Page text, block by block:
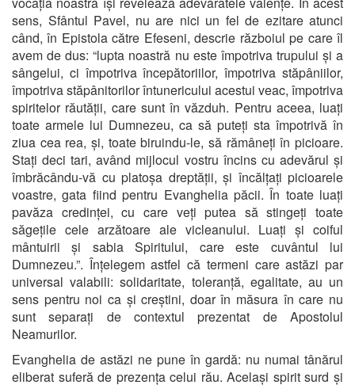
sens, Sfântul Pavel, nu are nici un fel de ezitare atunci
când, în Epistola către Efeseni, descrie războiul pe care îl
avem de dus: “lupta noastră nu este împotriva trupului și a
sângelui, ci împotriva începătoriilor, împotriva stăpâniilor,
împotriva stăpânitorilor întunericului acestui veac, împotriva
spiritelor răutății, care sunt în văzduh. Pentru aceea, luați
toate armele lui Dumnezeu, ca să puteți sta împotrivă în
ziua cea rea, și, toate biruindu-le, să rămâneți în picioare.
Stați deci tari, având mijlocul vostru încins cu adevărul și
îmbrăcându-vă cu platoșa dreptății, și încălțați picioarele
voastre, gata fiind pentru Evanghelia păcii. În toate luați
pavăza credinței, cu care veți putea să stingeți toate
săgețile cele arzătoare ale vicleanului. Luați și coiful
mântuirii și sabia Spiritului, care este cuvântul lui
Dumnezeu.”. Înțelegem astfel că termeni care astăzi par
universal valabili: solidaritate, toleranță, egalitate, au un
sens pentru noi ca și creștini, doar în măsura în care nu
sunt separați de contextul prezentat de Apostolul
Neamurilor.
Evanghelia de astăzi ne pune în gardă: nu numai tânărul
eliberat suferă de prezența celui rău. Același spirit surd și